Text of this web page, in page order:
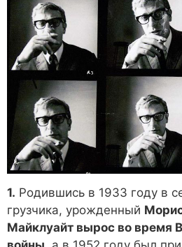
1. Родившись в 1933 году в
грузчика, урожденный
Майклуайт вырос во время